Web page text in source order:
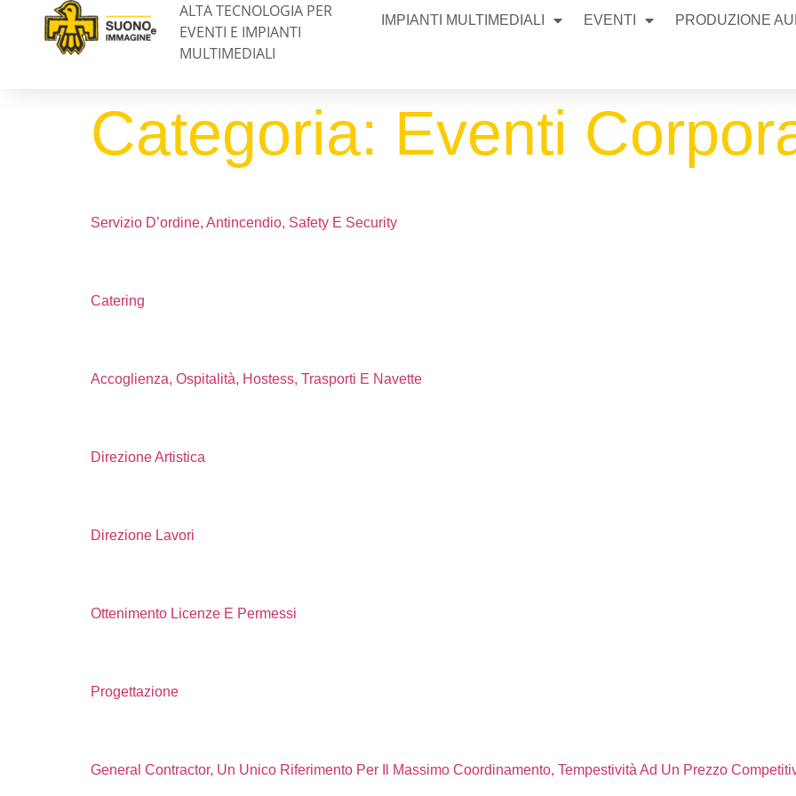
ALTA TECNOLOGIA PER
EVENTI E IMPIANTI
MULTIMEDIALI
IMPIANTI MULTIMEDIALI EVENTI PRODUZIONE
Categoria: Eventi
Servizio D’ordine, Antincendio, Safety E Security
Catering
Accoglienza, Ospitalità, Hostess, Trasporti E Navette
Direzione Artistica
Direzione Lavori
Ottenimento Licenze E Permessi
Progettazione
General Contractor, Un Unico Riferimento Per Il Massimo Coordinamento, Tempestività Ad Un Prezzo